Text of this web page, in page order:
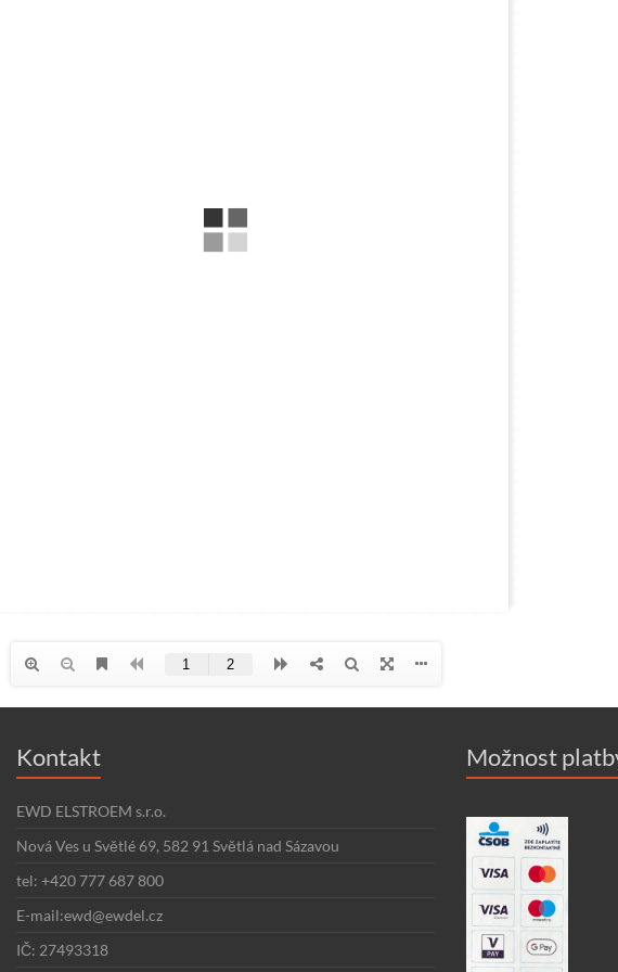
Kontakt
EWD ELSTROEM s.r.o.
Nová Ves u Světlé 69, 582 91 Světlá nad Sázavou
tel: +420 777 687 800
E-mail:ewd@ewdel.cz
IČ: 27493318
Možnost